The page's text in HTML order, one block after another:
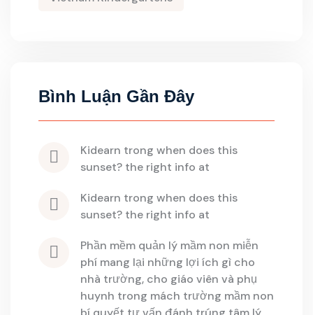
Bình Luận Gần Đây
kidearn trong when does this
sunset? the right info at
kidearn trong when does this
sunset? the right info at
phần mềm quản lý mầm non miễn
phí mang lại những lợi ích gì cho
nhà trường, cho giáo viên và phụ
huynh trong mách trường mầm non